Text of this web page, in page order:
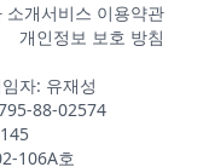
소개서비스 이용약관
개인정보 보호 방침
자: 유재성
88-02574
106A호